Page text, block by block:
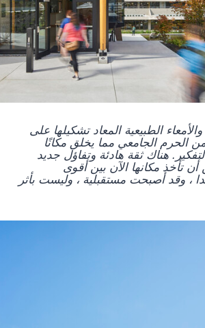
الطبيعية المعاد تشكيلها على
الحرم الجامعي مما يخلق مكانًا
هناك ثقة هادئة وتفاؤل جديد
أن تأخذ مكانها الآن بين أقوى
، وقد أصبحت مستقبلية ، وليست بأثر